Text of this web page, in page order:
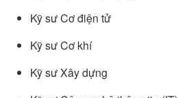
Kỹ sư Cơ điện tử
Kỹ sư Cơ khí
Kỹ sư Xây dựng